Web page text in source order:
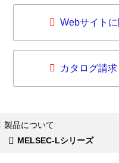
Webサイト
カタログ請求
製品について
MELSEC-Lシリーズ